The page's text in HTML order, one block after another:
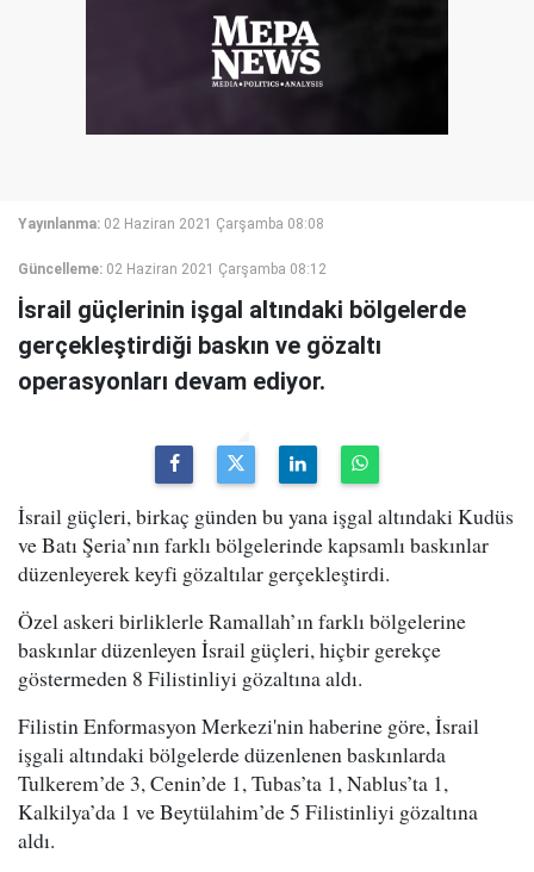
Yayınlanma: 02 Haziran 2021 Çarşamba 08:08
Güncelleme: 02 Haziran 2021 Çarşamba 08:12
İsrail güçlerinin işgal altındaki bölgelerde
gerçekleştirdiği baskın ve gözaltı
operasyonları devam ediyor.
İsrail güçleri, birkaç günden bu yana işgal altındaki Kudüs
ve Batı Şeria’nın farklı bölgelerinde kapsamlı baskınlar
düzenleyerek keyfi gözaltılar gerçekleştirdi.
Özel askeri birliklerle Ramallah’ın farklı bölgelerine
baskınlar düzenleyen İsrail güçleri, hiçbir gerekçe
göstermeden 8 Filistinliyi gözaltına aldı.
Filistin Enformasyon Merkezi'nin haberine göre, İsrail
işgali altındaki bölgelerde düzenlenen baskınlarda
Tulkerem’de 3, Cenin’de 1, Tubas’ta 1, Nablus’ta 1,
Kalkilya’da 1 ve Beytülahim’de 5 Filistinliyi gözaltına
aldı.